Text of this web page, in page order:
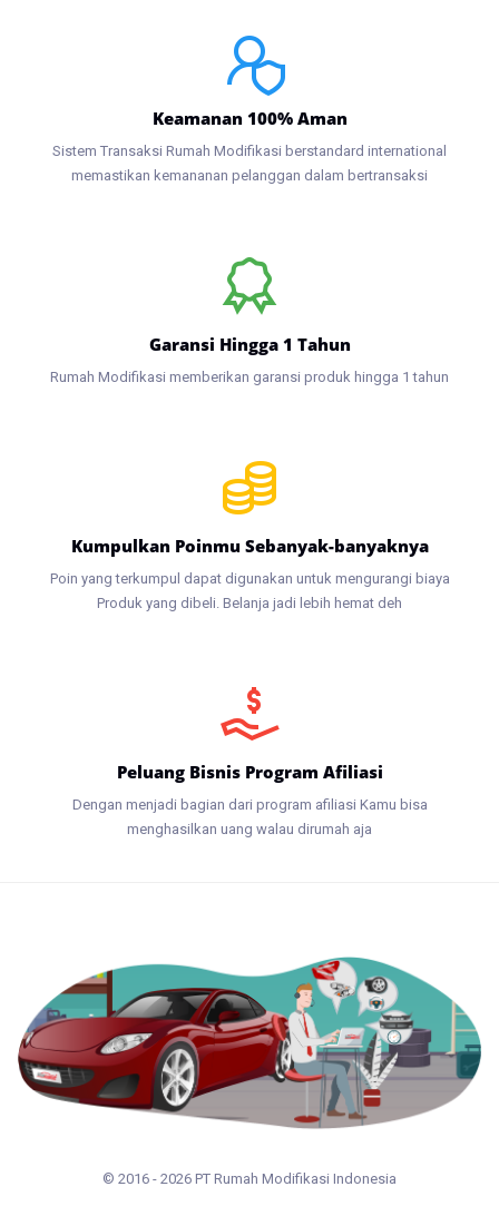
Keamanan 100% Aman
Sistem Transaksi Rumah Modifikasi berstandard international
memastikan kemananan pelanggan dalam bertransaksi
Garansi Hingga 1 Tahun
Rumah Modifikasi memberikan garansi produk hingga 1 tahun
Kumpulkan Poinmu Sebanyak-banyaknya
Poin yang terkumpul dapat digunakan untuk mengurangi biaya
Produk yang dibeli. Belanja jadi lebih hemat deh
Peluang Bisnis Program Afiliasi
Dengan menjadi bagian dari program afiliasi Kamu bisa
menghasilkan uang walau dirumah aja
© 2016 - 2026 PT Rumah Modifikasi Indonesia